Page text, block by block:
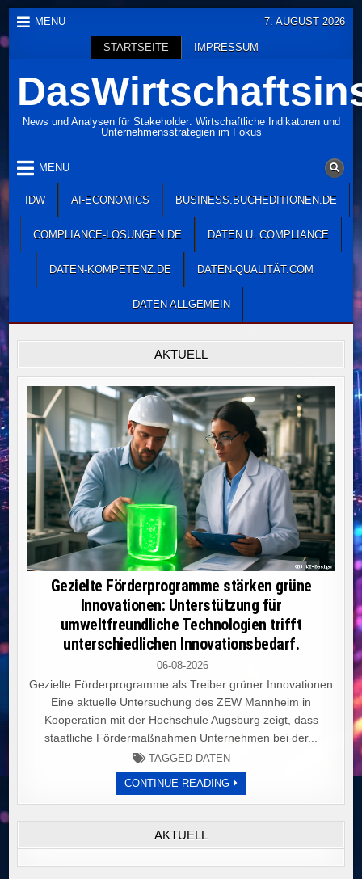
Skip
to
content
MENU
STARTSEITE IMPRESSUM
7. AUGUST 2026
News und Analysen für Stakeholder: Wirtschaftliche Indikatoren und
Unternehmensstrategien im Fokus
MENU
IDW AI-ECONOMICS BUSINESS.BUCHEDITIONEN.DE
COMPLIANCE-LÖSUNGEN.DE DATEN U. COMPLIANCE
DATEN-KOMPETENZ.DE DATEN-QUALITÄT.COM
DATEN ALLGEMEIN
AKTUELL
Gezielte Förderprogramme stärken grüne
Innovationen: Unterstützung für
umweltfreundliche Technologien trifft
unterschiedlichen Innovationsbedarf.
06-08-2026
Gezielte Förderprogramme als Treiber grüner Innovationen
Eine aktuelle Untersuchung des ZEW Mannheim in
Kooperation mit der Hochschule Augsburg zeigt, dass
staatliche Fördermaßnahmen Unternehmen bei der...
TAGGED DATEN
CONTINUE READINGGEZIELTE
FÖRDERPROGRAMME
STÄRKEN
INNOVATIONEN:
TECHNOLOGIEN
AKTUELL